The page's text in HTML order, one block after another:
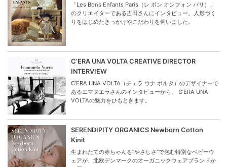
「Les Bons Enfants Paris（レ ボン オンフォン パリ）」
のクリエイターである吉田さんにインタビュー。人形づく
りをはじめたきっかけやこだわりを伺いました。
C’ERA UNA VOLTA CREATIVE DIRECTOR
INTERVIEW
C’ERA UNA VOLTA（チェラ ウナ ボルタ）のデザイナーで
あるエマヌエラさんのインタビューから、 C’ERA UNA
VOLTAの魅力をひもときます。
SERENDIPITY ORGANICS Newborn Cotton
Kinit
生まれたての赤ちゃんを“やさしさ”で包む特別なベビーウ
ェアが、北欧デンマークのオーガニックウェアブランドか